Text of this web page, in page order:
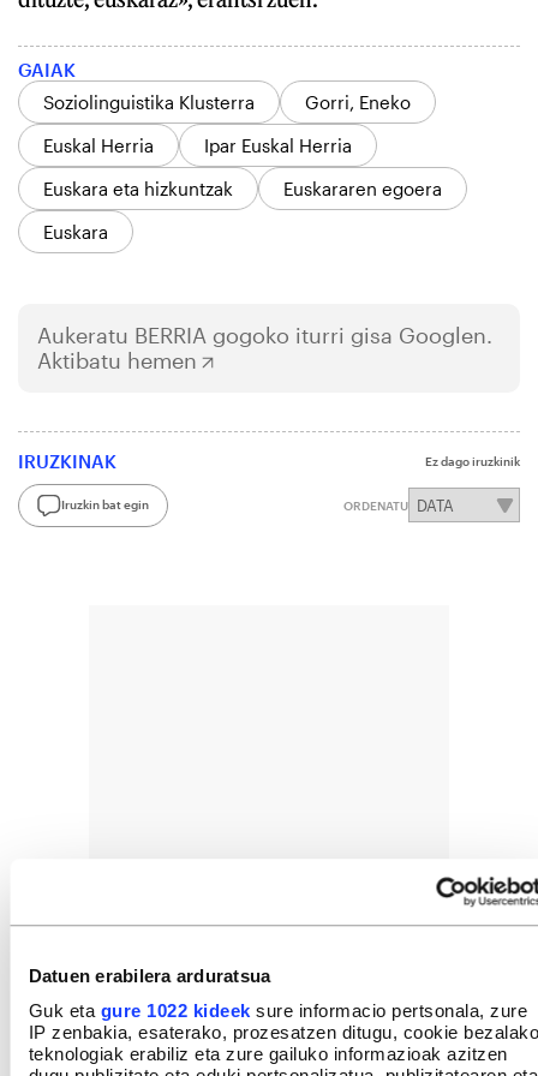
Datuen erabilera arduratsua
Guk eta gure 1022 kideek sure informacio pertsonala, zure
IP zenbakia, esaterako, prozesatzen ditugu, cookie bezalako
teknologiak erabiliz eta zure gailuko informazioak azitzen
GAIAK
Soziolinguistika Klusterra
Gorri, Eneko
Euskal Herria
Ipar Euskal Herria
Euskara eta hizkuntzak
Euskararen egoera
Euskara
Aukeratu BERRIA gogoko iturri gisa Googlen.
Aktibatu hemen
IRUZKINAK Ez dago iruzkinik
Iruzkin bat egin ORDENATU